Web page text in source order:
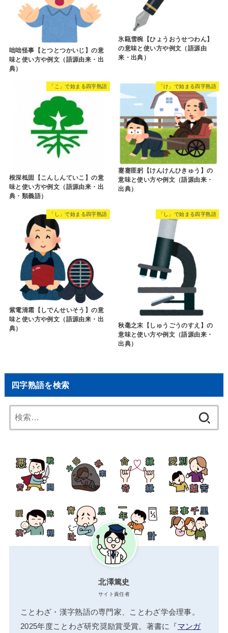
咄咄怪事【とつとつかいじ】の意
味と使い方や例文（語源由来・出
典）
氷甌雪椀【ひょうおうせつわん】
の意味と使い方や例文（語源由
来・出典）
「こ」で始まる四字熟語
根深柢固【こんしんていこ】の意
味と使い方や例文（語源由来・出
典・類義語）
「け」で始まる四字熟語
蹇蹇匪躬【けんけんひきゅう】の
意味と使い方や例文（語源由来・
出典）
「し」で始まる四字熟語
紫電清霜【しでんせいそう】の意
味と使い方や例文（語源由来・出
典）
「し」で始まる四字熟語
秋毫之末【しゅうごうのすえ】の
意味と使い方や例文（語源由来・
出典）
四字熟語を検索
索:
北澤篤史
サイト責任者
ことわざ・漢字熟語の専門家、ことわざ学会理事。
2025年度ことわざ研究奨励賞受賞。著書に『マンガ